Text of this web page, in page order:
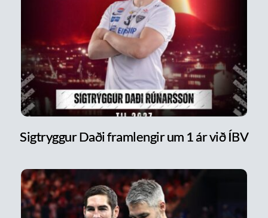
Sigtryggur Daði framlengir um 1 ár við ÍBV